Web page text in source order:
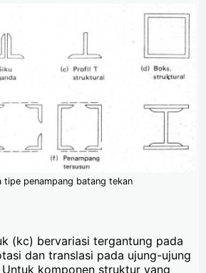
tipe penampang batang tekan
(kc) bervariasi tergantung pada
dan translasi pada ujung-ujung
komponen struktur yang